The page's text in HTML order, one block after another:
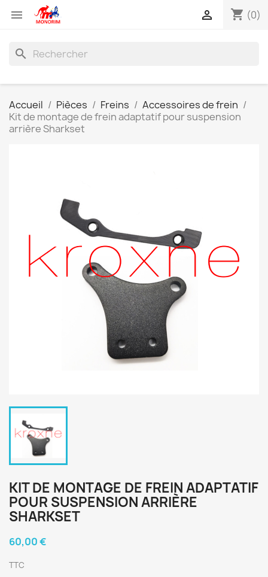
 shopping_cart (0)

search
Accueil Pièces Freins
Accessoires de frein
Kit de montage de frein adaptatif pour suspension
arrière Sharkset
KIT DE MONTAGE DE FREIN ADAPTATIF
POUR SUSPENSION ARRIÈRE
SHARKSET
60,00 €
TTC